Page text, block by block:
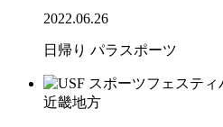
2022.06.26
日帰り パラスポーツ
近畿地方